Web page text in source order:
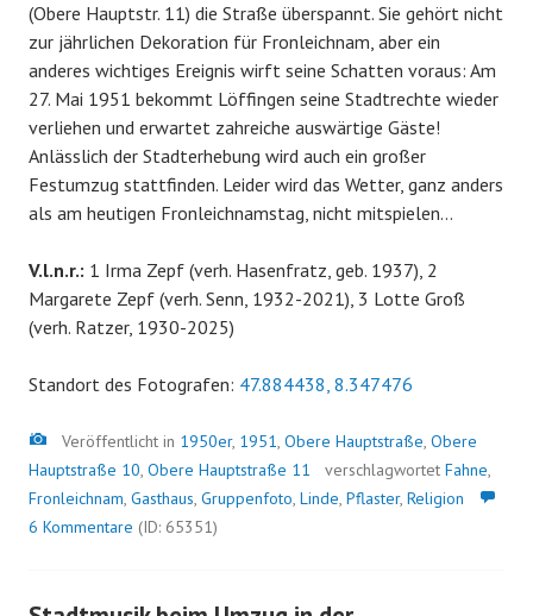
(Obere Hauptstr. 11) die Straße überspannt. Sie gehört nicht
zur jährlichen Dekoration für Fronleichnam, aber ein
anderes wichtiges Ereignis wirft seine Schatten voraus: Am
27. Mai 1951 bekommt Löffingen seine Stadtrechte wieder
verliehen und erwartet zahreiche auswärtige Gäste!
Anlässlich der Stadterhebung wird auch ein großer
Festumzug stattfinden. Leider wird das Wetter, ganz anders
als am heutigen Fronleichnamstag, nicht mitspielen…
V.l.n.r.: 1 Irma Zepf (verh. Hasenfratz, geb. 1937), 2
Margarete Zepf (verh. Senn, 1932-2021), 3 Lotte Groß
(verh. Ratzer, 1930-2025)
Standort des Fotografen: 47.884438, 8.347476
Bild
Veröffentlicht in 1950er, 1951, Obere Hauptstraße, Obere
Hauptstraße 10, Obere Hauptstraße 11 verschlagwortet Fahne,
Fronleichnam, Gasthaus, Gruppenfoto, Linde, Pflaster, Religion
6 Kommentare (ID: 65351)